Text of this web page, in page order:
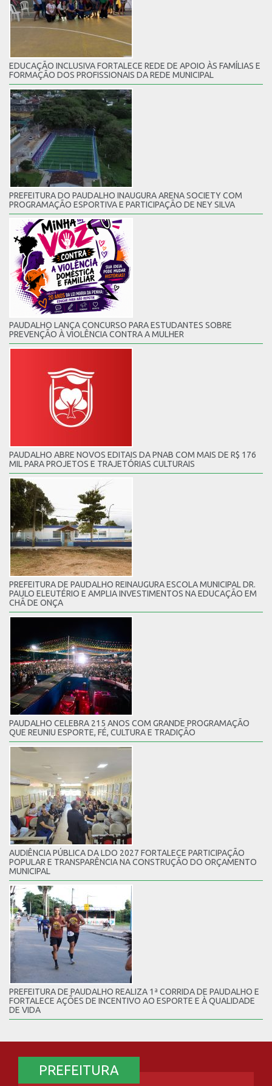
EDUCAÇÃO INCLUSIVA FORTALECE REDE DE APOIO ÀS FAMÍLIAS E
FORMAÇÃO DOS PROFISSIONAIS DA REDE MUNICIPAL
PREFEITURA DO PAUDALHO INAUGURA ARENA SOCIETY COM
PROGRAMAÇÃO ESPORTIVA E PARTICIPAÇÃO DE NEY SILVA
PAUDALHO LANÇA CONCURSO PARA ESTUDANTES SOBRE
PREVENÇÃO À VIOLÊNCIA CONTRA A MULHER
PAUDALHO ABRE NOVOS EDITAIS DA PNAB COM MAIS DE R$ 176
MIL PARA PROJETOS E TRAJETÓRIAS CULTURAIS
PREFEITURA DE PAUDALHO REINAUGURA ESCOLA MUNICIPAL DR.
PAULO ELEUTÉRIO E AMPLIA INVESTIMENTOS NA EDUCAÇÃO EM
CHÃ DE ONÇA
PAUDALHO CELEBRA 215 ANOS COM GRANDE PROGRAMAÇÃO
QUE REUNIU ESPORTE, FÉ, CULTURA E TRADIÇÃO
AUDIÊNCIA PÚBLICA DA LDO 2027 FORTALECE PARTICIPAÇÃO
POPULAR E TRANSPARÊNCIA NA CONSTRUÇÃO DO ORÇAMENTO
MUNICIPAL
PREFEITURA DE PAUDALHO REALIZA 1ª CORRIDA DE PAUDALHO E
FORTALECE AÇÕES DE INCENTIVO AO ESPORTE E À QUALIDADE
DE VIDA
PREFEITURA